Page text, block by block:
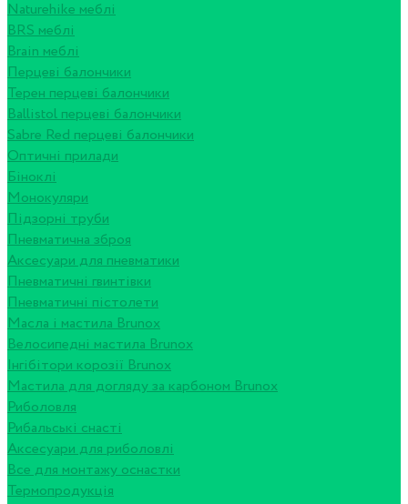
Naturehike меблі
BRS меблі
Brain меблі
Перцеві балончики
Терен перцеві балончики
Ballistol перцеві балончики
Sabre Red перцеві балончики
Оптичні прилади
Біноклі
Монокуляри
Підзорні труби
Пневматична зброя
Аксесуари для пневматики
Пневматичні гвинтівки
Пневматичні пістолети
Масла і мастила Brunox
Велосипедні мастила Brunox
Інгібітори корозії Brunox
Мастила для догляду за карбоном Brunox
Риболовля
Рибальські снасті
Аксесуари для риболовлі
Все для монтажу оснастки
Термопродукція